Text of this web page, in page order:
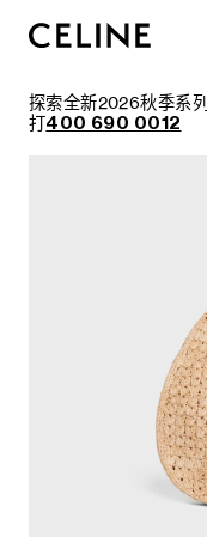
探索全新2026秋季系
打400 690 0012